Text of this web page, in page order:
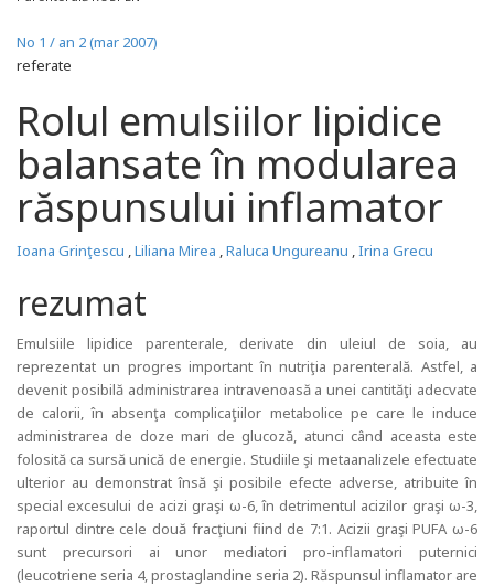
No 1 / an 2 (mar 2007)
referate
Rolul emulsiilor lipidice
balansate în modularea
răspunsului inflamator
Ioana Grinţescu ,Liliana Mirea ,Raluca Ungureanu ,Irina Grecu
rezumat
Emulsiile lipidice parenterale, derivate din uleiul de soia, au
reprezentat un progres important în nutriţia parenterală. Astfel, a
devenit posibilă administrarea intravenoasă a unei cantităţi adecvate
de calorii, în absenţa complicaţiilor metabolice pe care le induce
administrarea de doze mari de glucoză, atunci când aceasta este
folosită ca sursă unică de energie. Studiile şi metaanalizele efectuate
ulterior au demonstrat însă şi posibile efecte adverse, atribuite în
special excesului de acizi graşi ω-6, în detrimentul acizilor graşi ω-3,
raportul dintre cele două fracţiuni fiind de 7:1. Acizii graşi PUFA ω-6
sunt precursori ai unor mediatori pro-inflamatori puternici
(leucotriene seria 4, prostaglandine seria 2). Răspunsul inflamator are